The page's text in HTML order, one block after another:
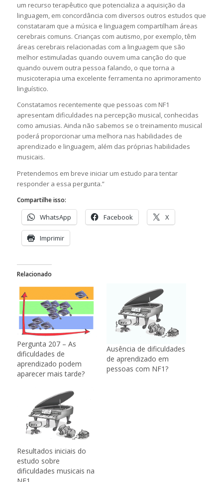
um recurso terapêutico que potencializa a aquisição da
linguagem, em concordância com diversos outros estudos que
constataram que a música e linguagem compartilham áreas
cerebrais comuns. Crianças com autismo, por exemplo, têm
áreas cerebrais relacionadas com a linguagem que são
melhor estimuladas quando ouvem uma canção do que
quando ouvem outra pessoa falando, o que torna a
musicoterapia uma excelente ferramenta no aprimoramento
linguístico.
Constatamos recentemente que pessoas com NF1
apresentam dificuldades na percepção musical, conhecidas
como amusias. Ainda não sabemos se o treinamento musical
poderá proporcionar uma melhora nas habilidades de
aprendizado e linguagem, além das próprias habilidades
musicais.
Pretendemos em breve iniciar um estudo para tentar
responder a essa pergunta.”
Compartilhe isso:
WhatsApp Facebook X
Imprimir
Relacionado
Pergunta 207 – As
dificuldades de
aprendizado podem
aparecer mais tarde?
Ausência de dificuldades
de aprendizado em
pessoas com NF1?
Resultados iniciais do
estudo sobre
dificuldades musicais na